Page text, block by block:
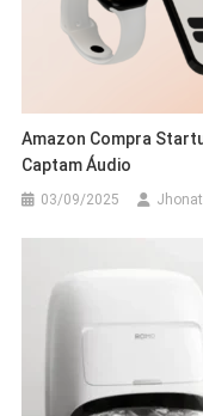
Amazon Compra
Captam Áudio
03/09/2025